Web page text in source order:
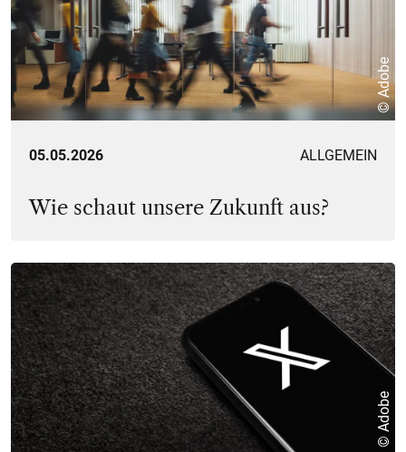
© Adobe
05.05.2026 ALLGEMEIN
Wie schaut unsere Zukunft aus?
© Adobe